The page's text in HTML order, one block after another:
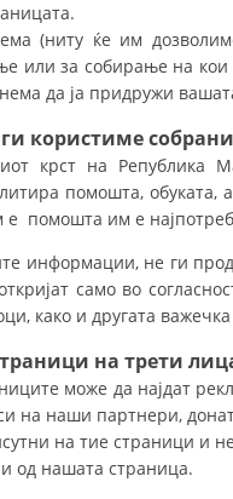
(ниту ќе им
или за собирање на
нема да ја придружи
користиме
крст на Република
помошта, обуката,
е помошта им е
информации, не ги
само во
како и другата
на трети
може да најдат
на наши партнери,
на тие страници и
од нашата страница.